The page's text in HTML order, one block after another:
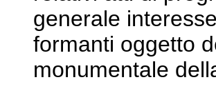
generale
formanti oggetto
monumentale